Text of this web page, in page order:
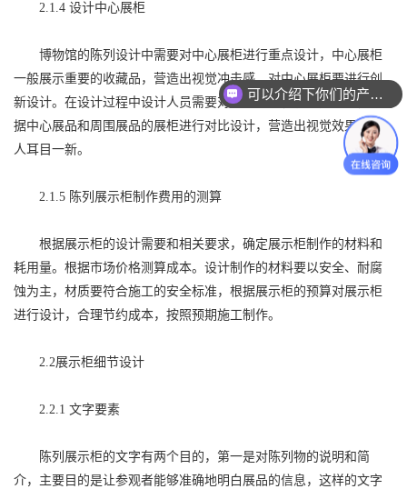
2.1.4 设计中心展柜
博物馆的陈列设计中需要对中心展柜进行重点设计，中心展柜
一般展示重要的收藏品，营造出视觉冲击感。对中心展柜要进行创
新设计。在设计过程中设计人员需要对展示的文物有一定了解，根
据中心展品和周围展品的展柜进行对比设计，营造出视觉效果，让
人耳目一新。
2.1.5 陈列展示柜制作费用的测算
根据展示柜的设计需要和相关要求，确定展示柜制作的材料和
耗用量。根据市场价格测算成本。设计制作的材料要以安全、耐腐
蚀为主，材质要符合施工的安全标准，根据展示柜的预算对展示柜
进行设计，合理节约成本，按照预期施工制作。
2.2展示柜细节设计
2.2.1 文字要素
陈列展示柜的文字有两个目的，第一是对陈列物的说明和简
介，主要目的是让参观者能够准确地明白展品的信息，这样的文字
可以介绍下你们的产品么？